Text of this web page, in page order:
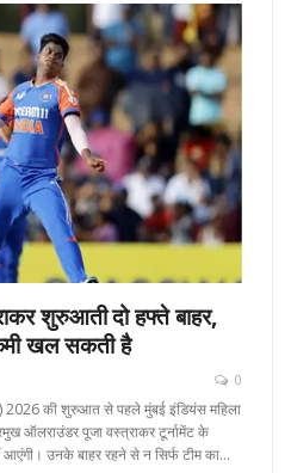
शुरुआती दो हफ्ते बाहर,
खल सकती है
0
2026 की शुरुआत से पहले मुंबई इंडियंस महिला
ऑलराउंडर पूजा वस्त्राकर टूर्नामेंट के
उनके बाहर रहने से न सिर्फ टीम का…